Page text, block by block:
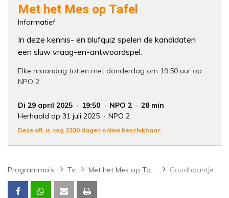
Met het Mes op Tafel
Informatief
In deze kennis- en blufquiz spelen de kandidaten
een sluw vraag-en-antwoordspel.
Elke maandag tot en met donderdag om 19.50 uur op
NPO 2.
Di 29 april 2025 19:50 NPO 2
28 min
Herhaald op 31 juli 2025
NPO 2
Deze afl. is nog 2230 dagen online beschikbaar.
Programma’s Tv Met het Mes op Tafel Goudhaantje